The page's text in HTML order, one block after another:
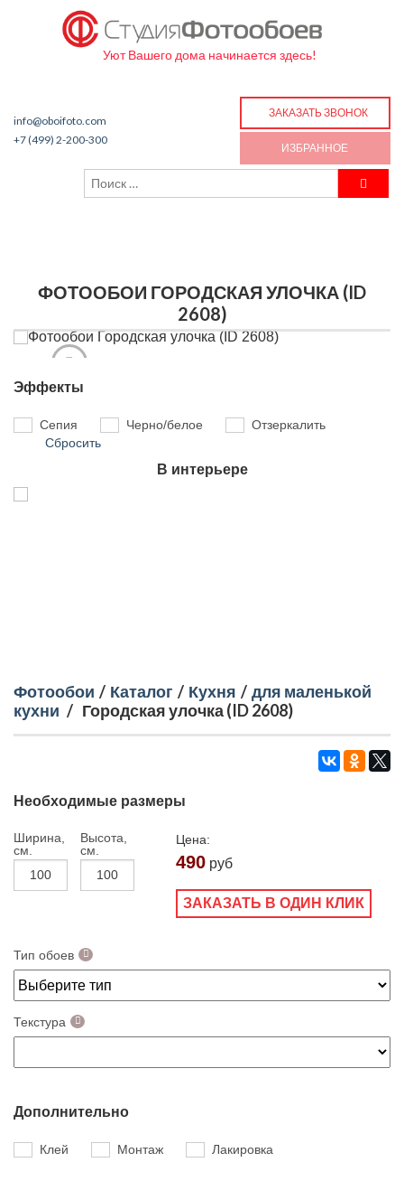
Уют Вашего дома начинается здесь!
info@oboifoto.com
+7 (499) 2-200-300
ЗАКАЗАТЬ ЗВОНОК
ИЗБРАННОЕ
ФОТООБОИ ГОРОДСКАЯ УЛОЧКА (ID
2608)
Эффекты
Сепия Черно/белое
Отзеркалить
Сбросить
В интерьере
Фотообои / Каталог / Кухня / для маленькой
кухни / Городская улочка (ID 2608)
Необходимые размеры
Ширина,
см.
Высота,
см.
Цена:
490 руб
ЗАКАЗАТЬ В ОДИН КЛИК
Тип обоев
Текстура
Дополнительно
Клей Монтаж Лакировка